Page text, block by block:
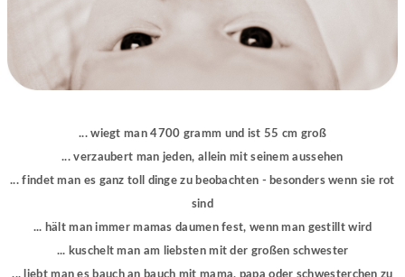
... wiegt man 4700 gramm und ist 55 cm groß
... verzaubert man jeden, allein mit seinem aussehen
... findet man es ganz toll dinge zu beobachten - besonders wenn sie rot
sind
... hält man immer mamas daumen fest, wenn man gestillt wird
... kuschelt man am liebsten mit der großen schwester
... liebt man es bauch an bauch mit mama, papa oder schwesterchen zu